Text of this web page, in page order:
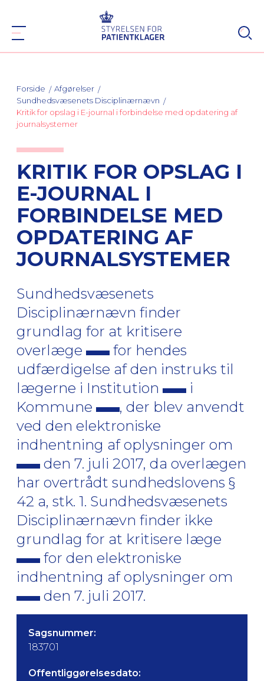
Forside
Afgørelser
Sundhedsvæsenets Disciplinærnævn
Kritik for opslag i E-journal i forbindelse med opdatering af
journalsystemer
KRITIK FOR OPSLAG I
E-JOURNAL I
FORBINDELSE MED
OPDATERING AF
JOURNALSYSTEMER
Sundhedsvæsenets
Disciplinærnævn finder
grundlag for at kritisere
overlæge
for hendes
udfærdigelse af den instruks til
lægerne i Institution
i
Kommune
, der blev anvendt
ved den elektroniske
indhentning af oplysninger om
den 7. juli 2017, da overlægen
har overtrådt sundhedslovens §
42 a, stk. 1. Sundhedsvæsenets
Disciplinærnævn finder ikke
grundlag for at kritisere læge
for den elektroniske
indhentning af oplysninger om
den 7. juli 2017.
Sagsnummer:
183701
Offentliggørelsesdato: